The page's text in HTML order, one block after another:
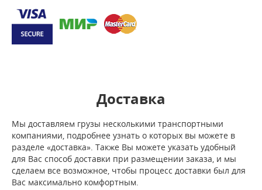
Доставка
Мы доставляем грузы несколькими транспортными
компаниями, подробнее узнать о которых вы можете в
разделе «доставка». Также Вы можете указать удобный
для Вас способ доставки при размещении заказа, и мы
сделаем все возможное, чтобы процесс доставки был для
Вас максимально комфортным.